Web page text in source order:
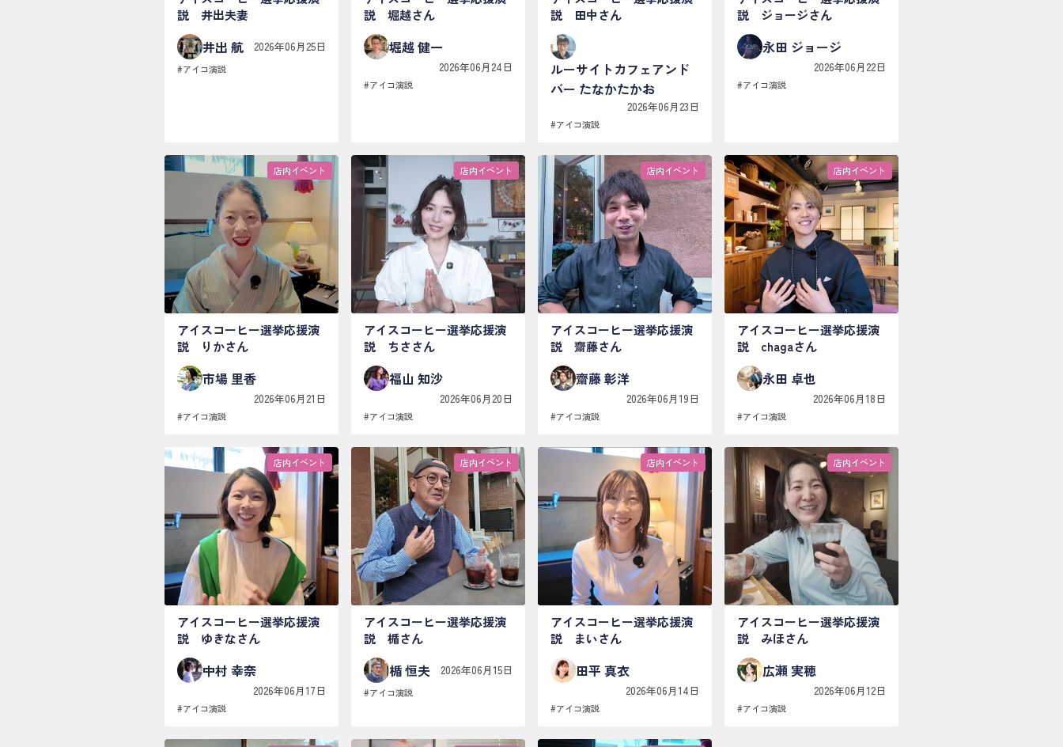
説 井出夫妻
井出 航 2026年06月25日
#アイコ演説
説 堀越さん
堀越 健一
2026年06月24日
#アイコ演説
説 田中さん
ルーサイトカフェアンド
バー たなかたかお
2026年06月23日
#アイコ演説
説 ジョージさん
永田 ジョージ
2026年06月22日
#アイコ演説
店内イベント
アイスコーヒー選挙応援演
説 りかさん
市場 里香
2026年06月21日
#アイコ演説
店内イベント
アイスコーヒー選挙応援演
説 ちささん
福山 知沙
2026年06月20日
#アイコ演説
店内イベント
アイスコーヒー選挙応援演
説 齋藤さん
齋藤 彰洋
2026年06月19日
#アイコ演説
店内イベント
アイスコーヒー選挙応援演
説 chagaさん
永田 卓也
2026年06月18日
#アイコ演説
店内イベント
アイスコーヒー選挙応援演
説 ゆきなさん
中村 幸奈
2026年06月17日
#アイコ演説
店内イベント
アイスコーヒー選挙応援演
説 楯さん
楯 恒夫 2026年06月15日
#アイコ演説
店内イベント
アイスコーヒー選挙応援演
説 まいさん
田平 真衣
2026年06月14日
#アイコ演説
店内イベント
アイスコーヒー選挙応援演
説 みほさん
広瀬 実穂
2026年06月12日
#アイコ演説